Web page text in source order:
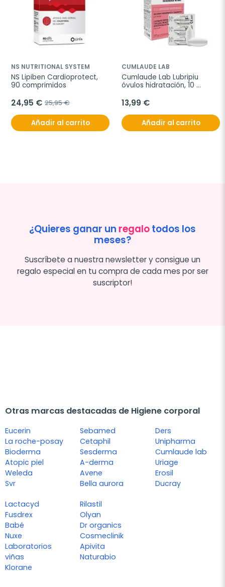
NS NUTRITIONAL SYSTEM
NS Lipiben Cardioprotect,
90 comprimidos
24,95 € 25,95 €
Añadir al carrito
CUMLAUDE LAB
Cumlaude Lab Lubripiu
óvulos hidratación, 10
13,99 €
Añadir al carrito
¿Quieres ganar un regalotodos los
meses?
Suscríbete a nuestra newsletter y consigue un
regalo especial en tu compra de cada mes por ser
suscriptor!
Otras marcas destacadas de Higiene corporal
Eucerin
La roche-posay
Bioderma
Atopic piel
Weleda
Svr
Sebamed
Cetaphil
Sesderma
A-derma
Avene
Bella aurora
Ders
Unipharma
Cumlaude lab
Uriage
Erosil
Ducray
Lactacyd
Fusdrex
Babé
Nuxe
Laboratorios
viñas
Klorane
Rilastil
Olyan
Dr organics
Cosmeclinik
Apivita
Naturabio